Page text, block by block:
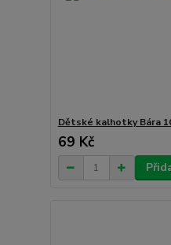
Dětské kalhotky Bára
69 Kč